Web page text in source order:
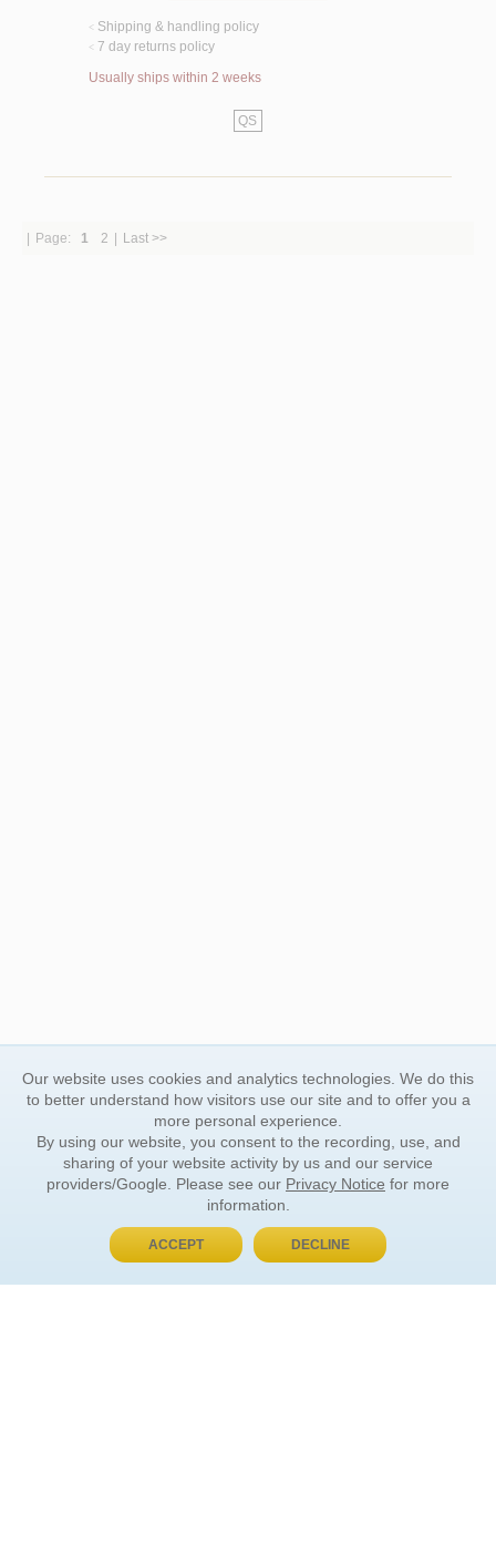
< Shipping & handling policy
< 7 day returns policy
Usually ships within 2 weeks
QS
Page: 1 2 Last >>
BUY NOW, PAY LATER
Our website uses cookies and analytics technologies. We do this
to better understand how visitors use our site and to offer you a
more personal experience.
By using our website, you consent to the recording, use, and
sharing of your website activity by us and our service
providers/Google. Please see our Privacy Notice for more
information.
ACCEPT DECLINE